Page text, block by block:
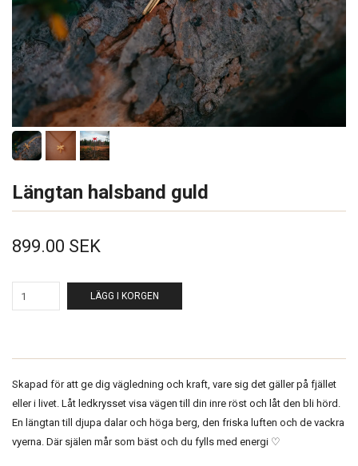
Längtan halsband guld
899.00 SEK
LÄGG I KORGEN
Skapad för att ge dig vägledning och kraft, vare sig det gäller på fjället
eller i livet. Låt ledkrysset visa vägen till din inre röst och låt den bli hörd.
En längtan till djupa dalar och höga berg, den friska luften och de vackra
vyerna. Där själen mår som bäst och du fylls med energi ♡